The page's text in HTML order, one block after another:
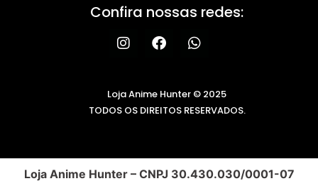
Confira nossas redes:
Loja Anime Hunter © 2025
TODOS OS DIREITOS RESERVADOS.
Loja Anime Hunter – CNPJ 30.430.030/0001-07